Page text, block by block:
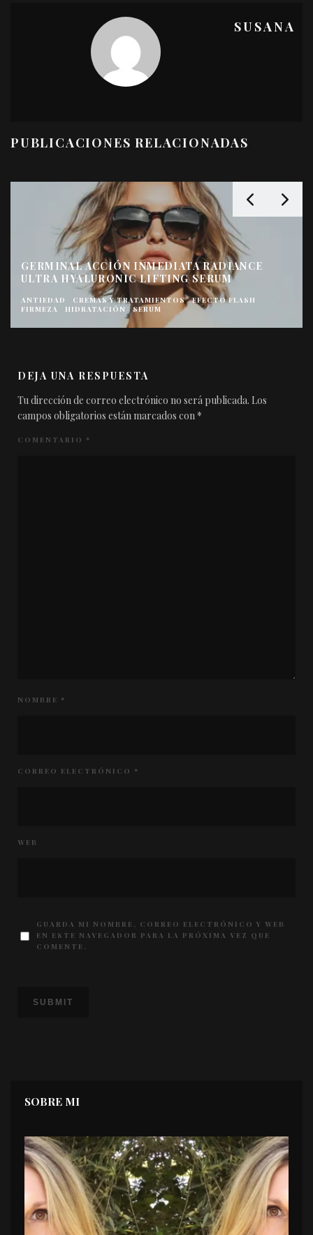
SUSANA
PUBLICACIONES RELACIONADAS
GERMINAL ACCIÓN INMEDIATA RADIANCE
ULTRA HYALURONIC LIFTING SERUM
ANTIEDAD CREMAS Y TRATAMIENTOS
EFECTO FLASH
FIRMEZA
HIDRATACIÓN SERUM
DEJA UNA RESPUESTA
Tu dirección de correo electrónico no será publicada. Los
campos obligatorios están marcados con *
COMENTARIO *
NOMBRE *
CORREO ELECTRÓNICO *
WEB
GUARDA MI NOMBRE, CORREO ELECTRÓNICO Y WEB
EN ESTE NAVEGADOR PARA LA PRÓXIMA VEZ QUE
COMENTE.
SOBRE MI